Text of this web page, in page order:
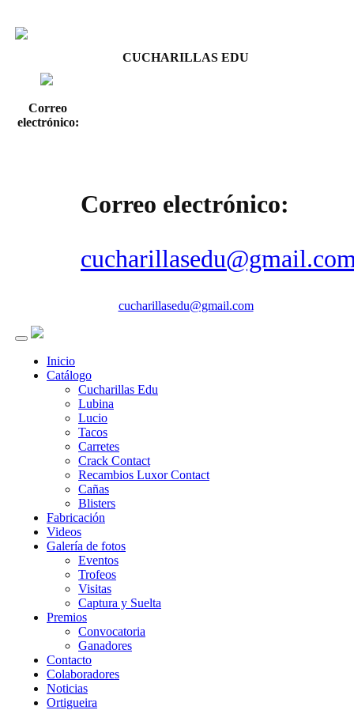
CUCHARILLAS EDU
Correo electrónico:
Correo
electrónico:
cucharillasedu@gmail.com
Inicio
Catálogo
Cucharillas Edu
Lubina
Lucio
Tacos
Carretes
Crack Contact
Recambios Luxor Contact
Cañas
Blisters
Fabricación
Videos
Galería de fotos
Eventos
Trofeos
Visitas
Captura y Suelta
Premios
Convocatoria
Ganadores
Contacto
Colaboradores
Noticias
Ortigueira